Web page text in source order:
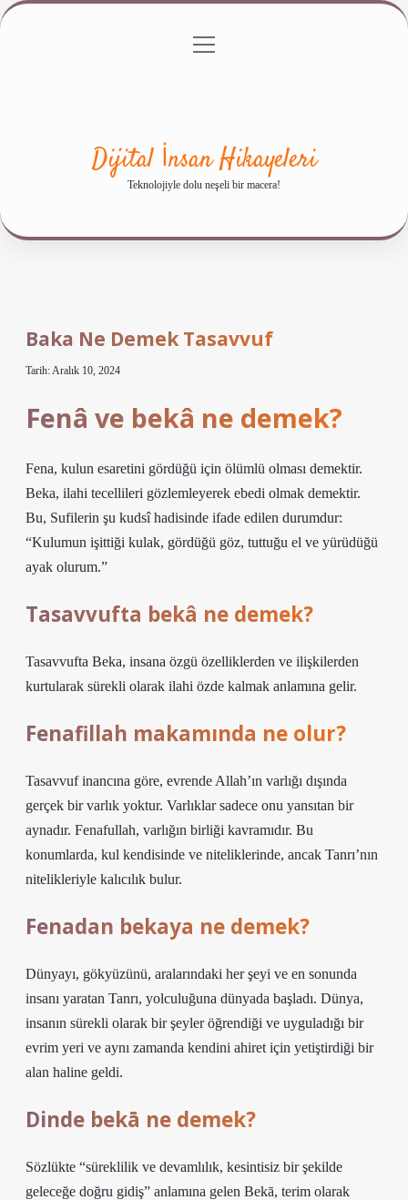
Gizlilik Politikası
menüyü
Dijital İnsan Hikayeleri
Teknolojiyle dolu neşeli bir macera!
Baka Ne Demek Tasavvuf
Tarih: Aralık 10, 2024
Fenâ ve bekâ ne demek?
Fena, kulun esaretini gördüğü için ölümlü olması demektir.
Beka, ilahi tecellileri gözlemleyerek ebedi olmak demektir.
Bu, Sufilerin şu kudsî hadisinde ifade edilen durumdur:
“Kulumun işittiği kulak, gördüğü göz, tuttuğu el ve yürüdüğü
ayak olurum.”
Tasavvufta bekâ ne demek?
Tasavvufta Beka, insana özgü özelliklerden ve ilişkilerden
kurtularak sürekli olarak ilahi özde kalmak anlamına gelir.
Fenafillah makamında ne olur?
Tasavvuf inancına göre, evrende Allah’ın varlığı dışında
gerçek bir varlık yoktur. Varlıklar sadece onu yansıtan bir
aynadır. Fenafullah, varlığın birliği kavramıdır. Bu
konumlarda, kul kendisinde ve niteliklerinde, ancak Tanrı’nın
nitelikleriyle kalıcılık bulur.
Fenadan bekaya ne demek?
Dünyayı, gökyüzünü, aralarındaki her şeyi ve en sonunda
insanı yaratan Tanrı, yolculuğuna dünyada başladı. Dünya,
insanın sürekli olarak bir şeyler öğrendiği ve uyguladığı bir
evrim yeri ve aynı zamanda kendini ahiret için yetiştirdiği bir
alan haline geldi.
Dinde bekā ne demek?
Sözlükte “süreklilik ve devamlılık, kesintisiz bir şekilde
geleceğe doğru gidiş” anlamına gelen Bekā, terim olarak